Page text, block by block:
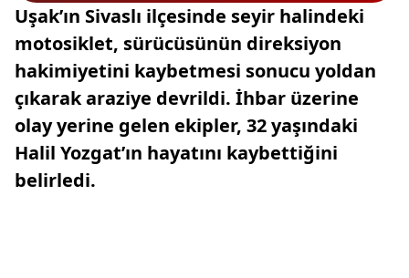
Uşak’ın Sivaslı ilçesinde seyir halindeki
motosiklet, sürücüsünün direksiyon
hakimiyetini kaybetmesi sonucu yoldan
çıkarak araziye devrildi. İhbar üzerine
olay yerine gelen ekipler, 32 yaşındaki
Halil Yozgat’ın hayatını kaybettiğini
belirledi.